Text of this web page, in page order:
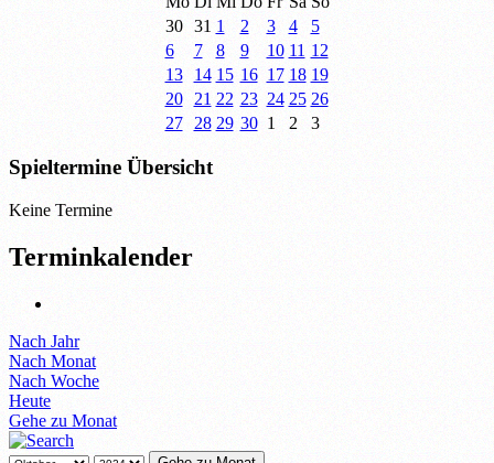
30
31 1 2 3 4
5
6
7 8 9 10 11 12
13
14 15 16 17 18 19
20
21 22 23 24 25 26
27
28 29 30 1 2 3
Spieltermine Übersicht
Keine Termine
Terminkalender
Nach Jahr
Nach Monat
Nach Woche
Heute
Gehe zu Monat